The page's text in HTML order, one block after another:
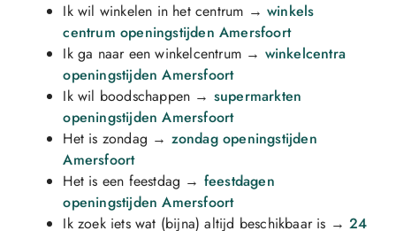
Ik wil winkelen in het centrum → winkels
centrum openingstijden Amersfoort
Ik ga naar een winkelcentrum→ winkelcentra
openingstijden Amersfoort
Ik wil boodschappen → supermarkten
openingstijden Amersfoort
Het is zondag → zondag openingstijden
Amersfoort
Het is een feestdag → feestdagen
openingstijden Amersfoort
Ik zoek iets wat (bijna) altijd beschikbaar is →24